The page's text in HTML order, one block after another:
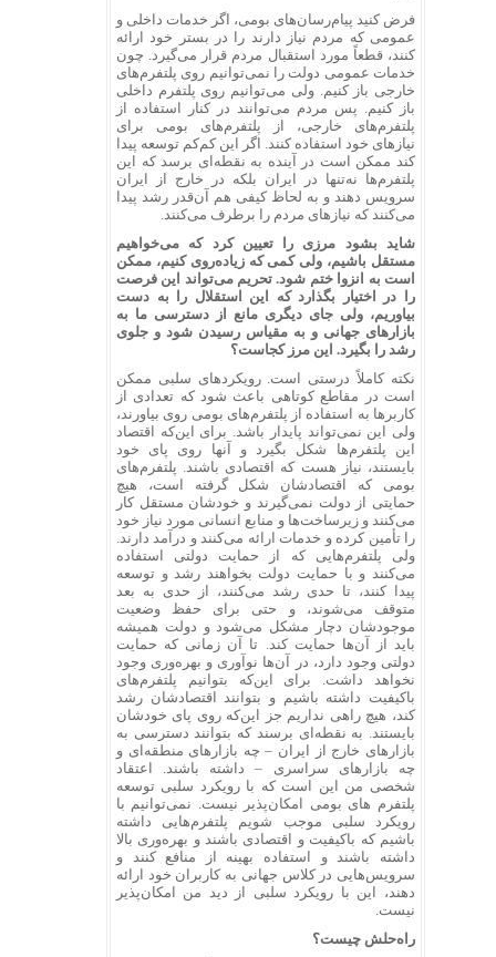
فرض کنید پیام‌رسان‌های بومی، اگر خدمات داخلی و
عمومی که مردم نیاز دارند را در بستر خود ارائه
کنند، قطعاً مورد استقبال مردم قرار می‌گیرد. چون
خدمات عمومی دولت را نمی‌توانیم روی پلتفرم‌های
خارجی باز کنیم. ولی می‌توانیم روی پلتفرم داخلی
باز کنیم. پس مردم می‌توانند در کنار استفاده از
پلتفرم‌های خارجی، از پلتفرم‌های بومی برای
نیازهای خود استفاده کنند. اگر این کم‌کم توسعه پیدا
کند ممکن است در آینده به نقطه‌ای برسد که این
پلتفرم‌ها نه‌تنها در ایران بلکه در خارج از ایران
سرویس ‌دهند و به لحاظ کیفی هم آن‌قدر رشد پیدا
می‌کنند که نیازهای مردم را برطرف می‌کنند.
شاید بشود مرزی را تعیین کرد که می‌خواهیم
مستقل باشیم، ولی کمی که زیاده‌روی کنیم، ممکن
است به انزوا ختم شود. تحریم می‌تواند این فرصت
را در اختیار بگذارد که این استقلال را به دست
بیاوریم، ولی جای دیگری مانع از دسترسی ما به
بازارهای جهانی و به مقیاس رسیدن شود و جلوی
رشد را بگیرد. این مرز کجاست؟
نکته کاملاً درستی است. رویکردهای سلبی ممکن
است در مقاطع کوتاهی باعث شود که تعدادی از
کاربرها به استفاده از پلتفرم‌های بومی روی بیاورند،
ولی این نمی‌تواند پایدار باشد. برای این‌که اقتصاد
این پلتفرم‌ها شکل بگیرد و آنها روی پای خود
بایستند، نیاز هست که اقتصادی باشند. پلتفرم‌های
بومی که اقتصادشان شکل گرفته است، هیچ
حمایتی از دولت نمی‌گیرند و خودشان مستقل کار
می‌کنند و زیرساخت‌ها و منابع انسانی مورد نیاز خود
را تأمین کرده و خدمات ارائه می‌کنند و درآمد دارند.
ولی پلتفرم‌هایی که از حمایت دولتی استفاده
می‌کنند و با حمایت دولت بخواهند رشد و توسعه
پیدا کنند، تا حدی رشد می‌کنند، از حدی به بعد
متوقف می‌شوند، و حتی برای حفظ وضعیت
موجودشان دچار مشکل می‌شود و دولت همیشه
باید از آن‌ها حمایت کند. تا آن زمانی که حمایت
دولتی وجود دارد، در آن‌ها نوآوری و بهره‌وری وجود
نخواهد داشت. برای این‌که بتوانیم پلتفرم‌های
باکیفیت داشته باشیم و بتوانند اقتصادشان رشد
کند، هیچ راهی نداریم جز این‌که روی پای خودشان
بایستند. به نقطه‌ای برسند که بتوانند دسترسی به
بازارهای خارج از ایران – چه بازارهای منطقه‌ای و
چه بازارهای سراسری – داشته باشند. اعتقاد
شخصی من این است که با رویکرد سلبی توسعه
پلتفرم های بومی امکان‌پذیر نیست. نمی‌توانیم با
رویکرد سلبی موجب شویم پلتفرم‌هایی داشته
باشیم که باکیفیت و اقتصادی باشند و بهره‌وری بالا
داشته باشند و استفاده بهینه از منافع کنند و
سرویس‌هایی در کلاس جهانی به کاربران خود ارائه
دهند، این با رویکرد سلبی از دید من امکان‌پذیر
نیست.
راه‌حلش چیست؟